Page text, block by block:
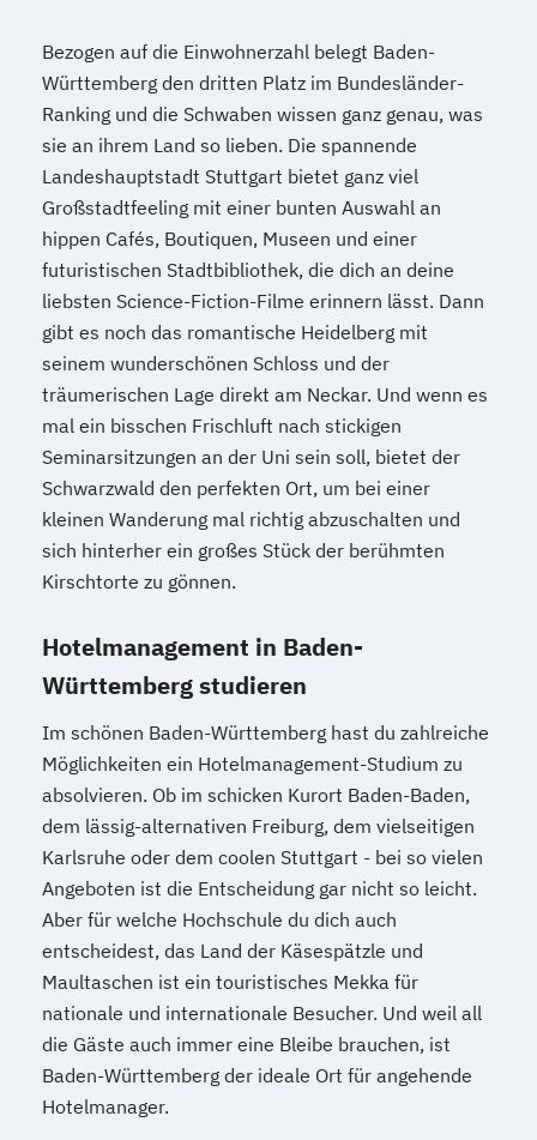
Bezogen auf die Einwohnerzahl belegt Baden-
Württemberg den dritten Platz im Bundesländer-
Ranking und die Schwaben wissen ganz genau, was
sie an ihrem Land so lieben. Die spannende
Landeshauptstadt Stuttgart bietet ganz viel
Großstadtfeeling mit einer bunten Auswahl an
hippen Cafés, Boutiquen, Museen und einer
futuristischen Stadtbibliothek, die dich an deine
liebsten Science-Fiction-Filme erinnern lässt. Dann
gibt es noch das romantische Heidelberg mit
seinem wunderschönen Schloss und der
träumerischen Lage direkt am Neckar. Und wenn es
mal ein bisschen Frischluft nach stickigen
Seminarsitzungen an der Uni sein soll, bietet der
Schwarzwald den perfekten Ort, um bei einer
kleinen Wanderung mal richtig abzuschalten und
sich hinterher ein großes Stück der berühmten
Kirschtorte zu gönnen.
Hotelmanagement in Baden-
Württemberg studieren
Im schönen Baden-Württemberg hast du zahlreiche
Möglichkeiten ein Hotelmanagement-Studium zu
absolvieren. Ob im schicken Kurort Baden-Baden,
dem lässig-alternativen Freiburg, dem vielseitigen
Karlsruhe oder dem coolen Stuttgart - bei so vielen
Angeboten ist die Entscheidung gar nicht so leicht.
Aber für welche Hochschule du dich auch
entscheidest, das Land der Käsespätzle und
Maultaschen ist ein touristisches Mekka für
nationale und internationale Besucher. Und weil all
die Gäste auch immer eine Bleibe brauchen, ist
Baden-Württemberg der ideale Ort für angehende
Hotelmanager.